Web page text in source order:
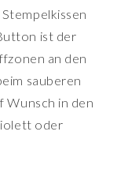
ist der
an den
sauberen
Wunsch in den
oder